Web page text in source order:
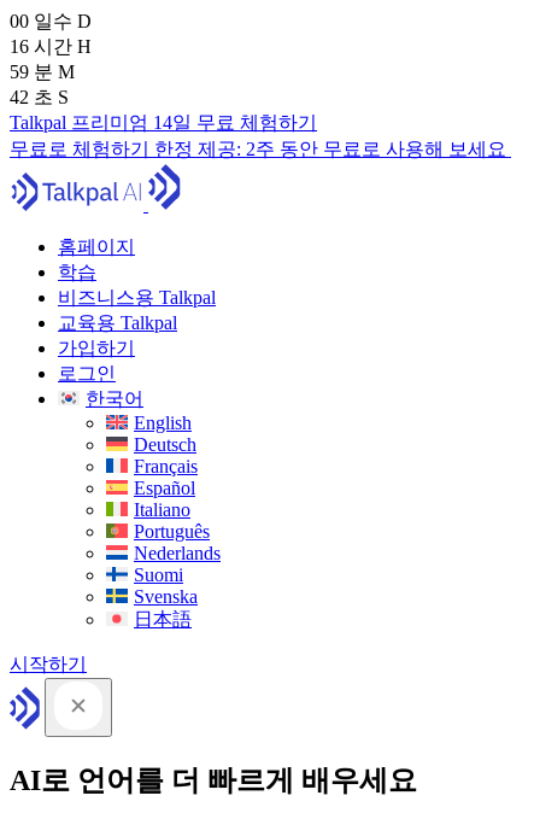
00 일수 D
16 시간 H
59 분 M
41 초 S
Talkpal 프리미엄 14일 무료 체험하기
무료로 체험하기 한정 제공: 2주 동안 무료로 사용해 보세요
홈페이지
학습
비즈니스용 Talkpal
교육용 Talkpal
가입하기
로그인
한국어
English
Deutsch
Français
Español
Italiano
Português
Nederlands
Suomi
Svenska
日本語
시작하기
AI로 언어를 더 빠르게 배우세요